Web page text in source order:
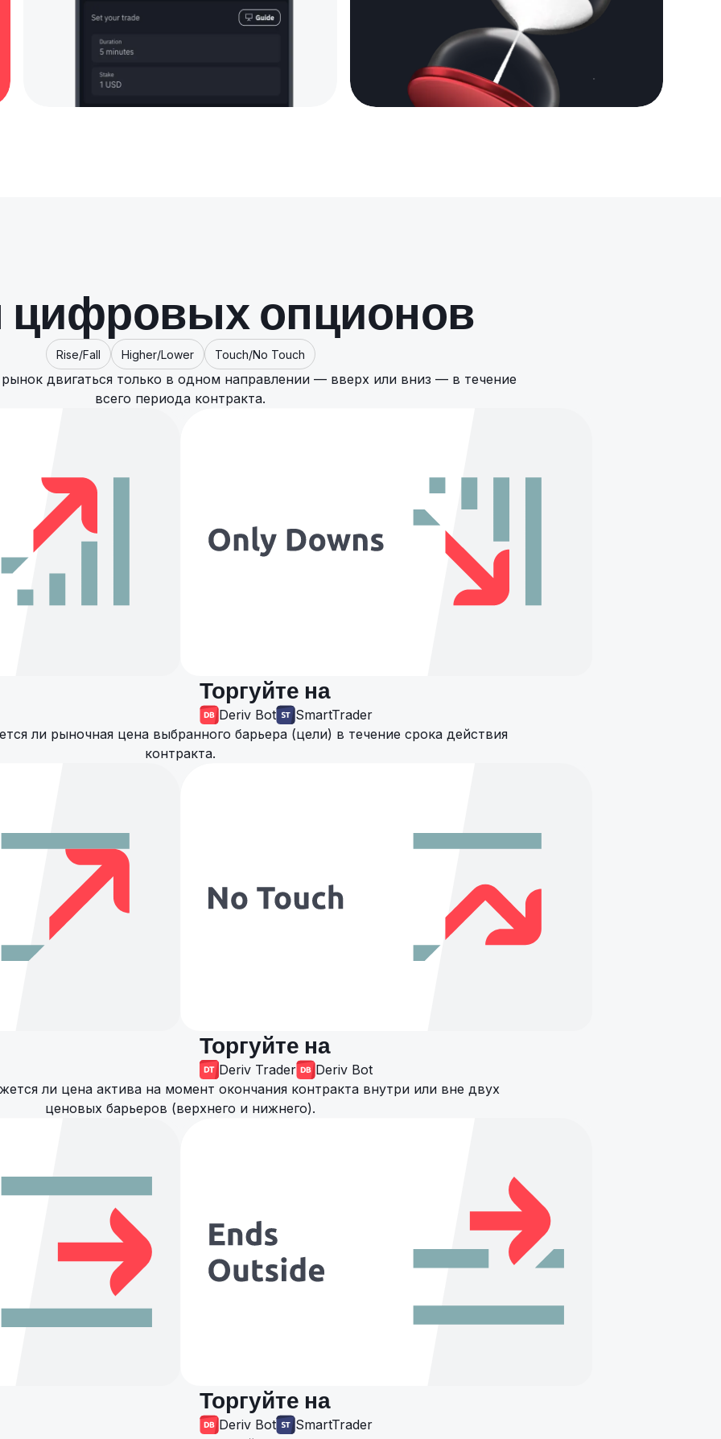
опционов
Rise/Fall Higher/Lower Touch/No Touch
двигаться только в одном направлении — вверх или вниз — в течение
всего периода контракта.
Торгуйте на
Deriv Bot
SmartTrader
ли рыночная цена выбранного барьера (цели) в течение срока действия
контракта.
Торгуйте на
Deriv Trader
Deriv Bot
ли цена актива на момент окончания контракта внутри или вне двух
ценовых барьеров (верхнего и нижнего).
Торгуйте на
Deriv Bot
SmartTrader